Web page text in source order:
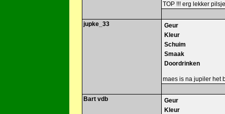
TOP !!! erg lekker
jupke_33
Geur
Kleur
Schuim
Smaak
Doordrinken
maes is na jupiler het
Bart vdb
Geur
Kleur